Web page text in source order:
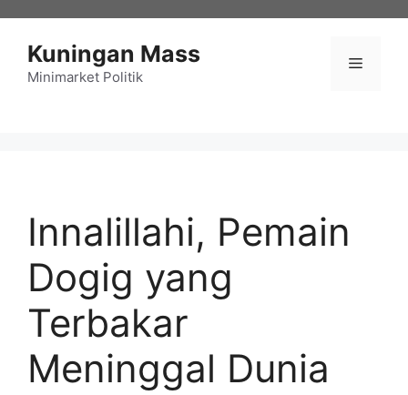
Kuningan Mass
Minimarket Politik
Menu
Innalillahi, Pemain
Dogig yang
Terbakar
Meninggal Dunia